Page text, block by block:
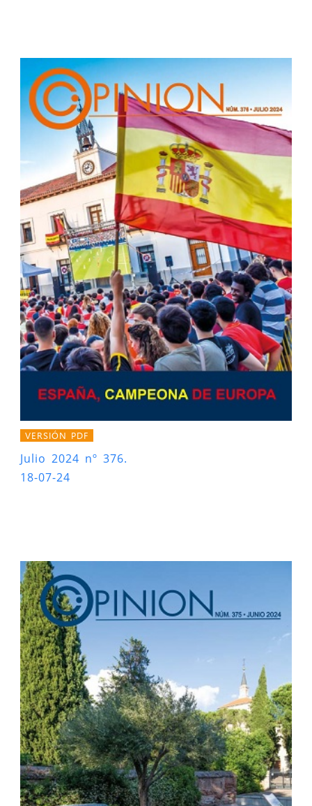
VERSIÓN PDF
Julio 2024 nº 376.
18-07-24